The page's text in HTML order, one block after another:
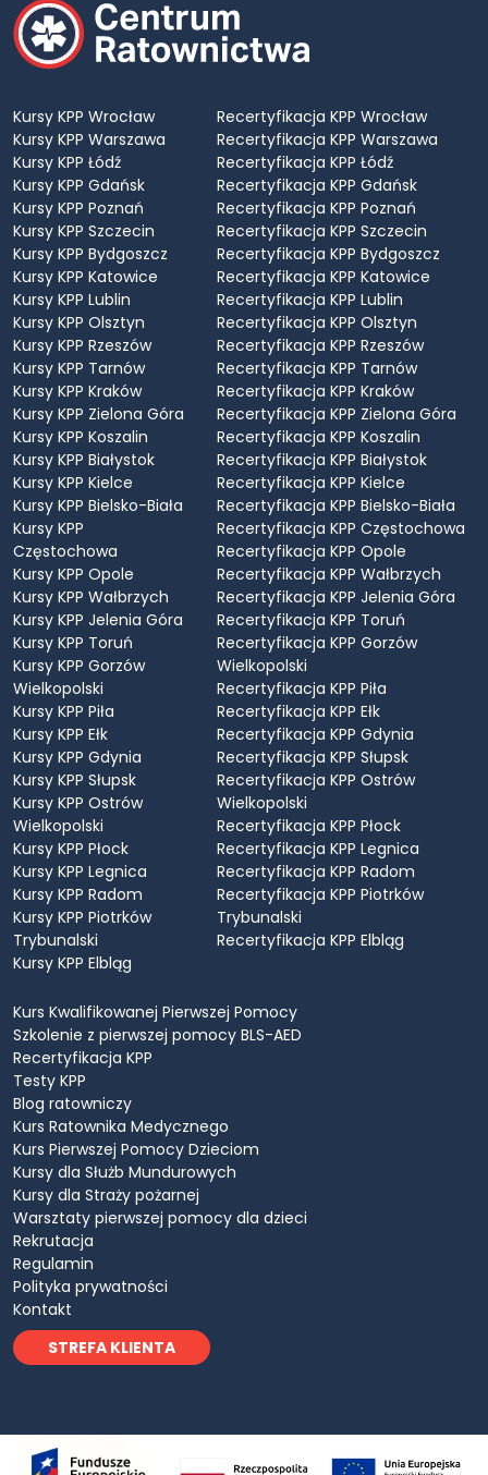
Kursy KPP Wrocław
Kursy KPP Warszawa
Kursy KPP Łódź
Kursy KPP Gdańsk
Kursy KPP Poznań
Kursy KPP Szczecin
Kursy KPP Bydgoszcz
Kursy KPP Katowice
Kursy KPP Lublin
Kursy KPP Olsztyn
Kursy KPP Rzeszów
Kursy KPP Tarnów
Kursy KPP Kraków
Kursy KPP Zielona Góra
Kursy KPP Koszalin
Kursy KPP Białystok
Kursy KPP Kielce
Kursy KPP Bielsko-Biała
Kursy KPP
Częstochowa
Kursy KPP Opole
Kursy KPP Wałbrzych
Kursy KPP Jelenia Góra
Kursy KPP Toruń
Kursy KPP Gorzów
Wielkopolski
Kursy KPP Piła
Kursy KPP Ełk
Kursy KPP Gdynia
Kursy KPP Słupsk
Kursy KPP Ostrów
Wielkopolski
Kursy KPP Płock
Kursy KPP Legnica
Kursy KPP Radom
Kursy KPP Piotrków
Trybunalski
Kursy KPP Elbląg
Recertyfikacja KPP Wrocław
Recertyfikacja KPP Warszawa
Recertyfikacja KPP Łódź
Recertyfikacja KPP Gdańsk
Recertyfikacja KPP Poznań
Recertyfikacja KPP Szczecin
Recertyfikacja KPP Bydgoszcz
Recertyfikacja KPP Katowice
Recertyfikacja KPP Lublin
Recertyfikacja KPP Olsztyn
Recertyfikacja KPP Rzeszów
Recertyfikacja KPP Tarnów
Recertyfikacja KPP Kraków
Recertyfikacja KPP Zielona Góra
Recertyfikacja KPP Koszalin
Recertyfikacja KPP Białystok
Recertyfikacja KPP Kielce
Recertyfikacja KPP Bielsko-Biała
Recertyfikacja KPP Częstochowa
Recertyfikacja KPP Opole
Recertyfikacja KPP Wałbrzych
Recertyfikacja KPP Jelenia Góra
Recertyfikacja KPP Toruń
Recertyfikacja KPP Gorzów
Wielkopolski
Recertyfikacja KPP Piła
Recertyfikacja KPP Ełk
Recertyfikacja KPP Gdynia
Recertyfikacja KPP Słupsk
Recertyfikacja KPP Ostrów
Wielkopolski
Recertyfikacja KPP Płock
Recertyfikacja KPP Legnica
Recertyfikacja KPP Radom
Recertyfikacja KPP Piotrków
Trybunalski
Recertyfikacja KPP Elbląg
Kurs Kwalifikowanej Pierwszej Pomocy
Szkolenie z pierwszej pomocy BLS-AED
Recertyfikacja KPP
Testy KPP
Blog ratowniczy
Kurs Ratownika Medycznego
Kurs Pierwszej Pomocy Dzieciom
Kursy dla Służb Mundurowych
Kursy dla Straży pożarnej
Warsztaty pierwszej pomocy dla dzieci
Rekrutacja
Regulamin
Polityka prywatności
Kontakt
STREFA KLIENTA